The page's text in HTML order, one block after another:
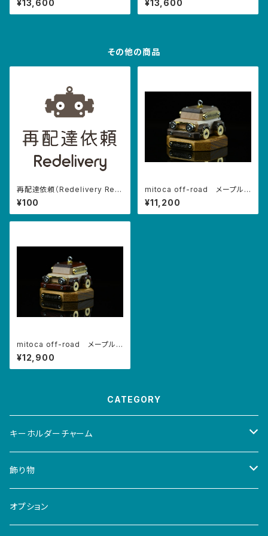
¥13,600 ¥13,600
その他の商品
再配達依頼（Redelivery Req
uest）
¥100
mitoca off-road メープル×
ウォルナット
¥11,200
mitoca off-road メープル×
パドウク（5周年アニバーサリー
モデル）
¥12,900
CATEGORY
キーホルダーチャーム
ロボット
classic
カメラ
飾り物
artifact
オプション